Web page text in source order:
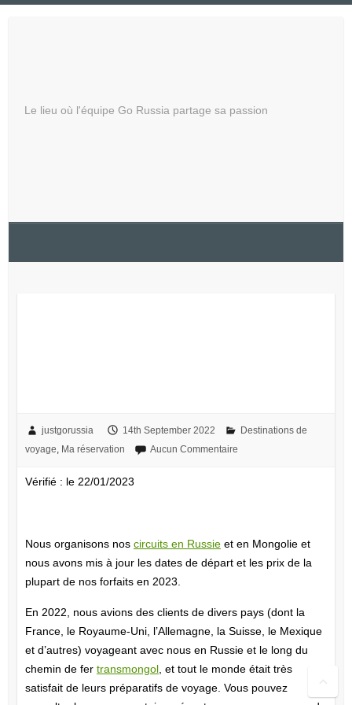
Le lieu où l'équipe Go Russia partage sa passion
justgorussia 14th September 2022
Destinations de
voyage, Ma réservation Aucun Commentaire
Vérifié : le 22/01/2023
Nous organisons nos circuits en Russieet en Mongolie et
nous avons mis à jour les dates de départ et les prix de la
plupart de nos forfaits en 2023.
En 2022, nous avions des clients de divers pays (dont la
France, le Royaume-Uni, l’Allemagne, la Suisse, le Mexique
et d’autres) voyageant avec nous en Russie et le long du
chemin de fer transmongol, et tout le monde était très
satisfait de leurs préparatifs de voyage. Vous pouvez